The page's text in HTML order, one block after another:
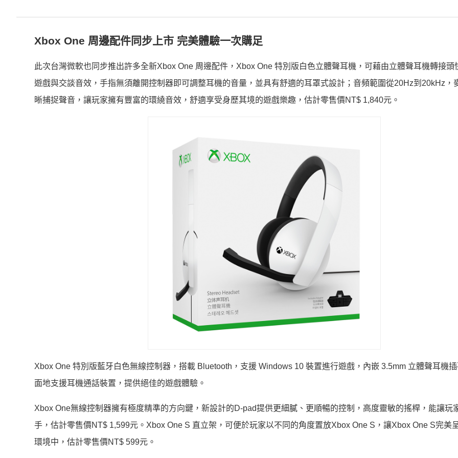
Xbox One 周邊配件同步上市 完美體驗一次購足
此次台灣微軟也同步推出許多全新Xbox One 周邊配件，Xbox One 特別版白色立體聲耳機，可藉由立體聲耳機轉接頭
遊戲與交談音效，手指無須離開控制器即可調整耳機的音量，並具有舒適的耳罩式設計；音頻範圍從20Hz到20kHz，
晰捕捉聲音，讓玩家擁有豐富的環繞音效，舒適享受身歷其境的遊戲樂趣，估計零售價NT$ 1,840元。
Xbox One 特別版藍牙白色無線控制器，搭載 Bluetooth，支援 Windows 10 裝置進行遊戲，內嵌 3.5mm 立體聲耳機
面地支援耳機通話裝置，提供絕佳的遊戲體驗。
Xbox One無線控制器擁有極度精準的方向鍵，新設計的D-pad提供更細膩、更順暢的控制，高度靈敏的搖桿，能讓玩
手，估計零售價NT$ 1,599元。Xbox One S 直立架，可便於玩家以不同的角度置放Xbox One S，讓Xbox One S完美
環境中，估計零售價NT$ 599元。